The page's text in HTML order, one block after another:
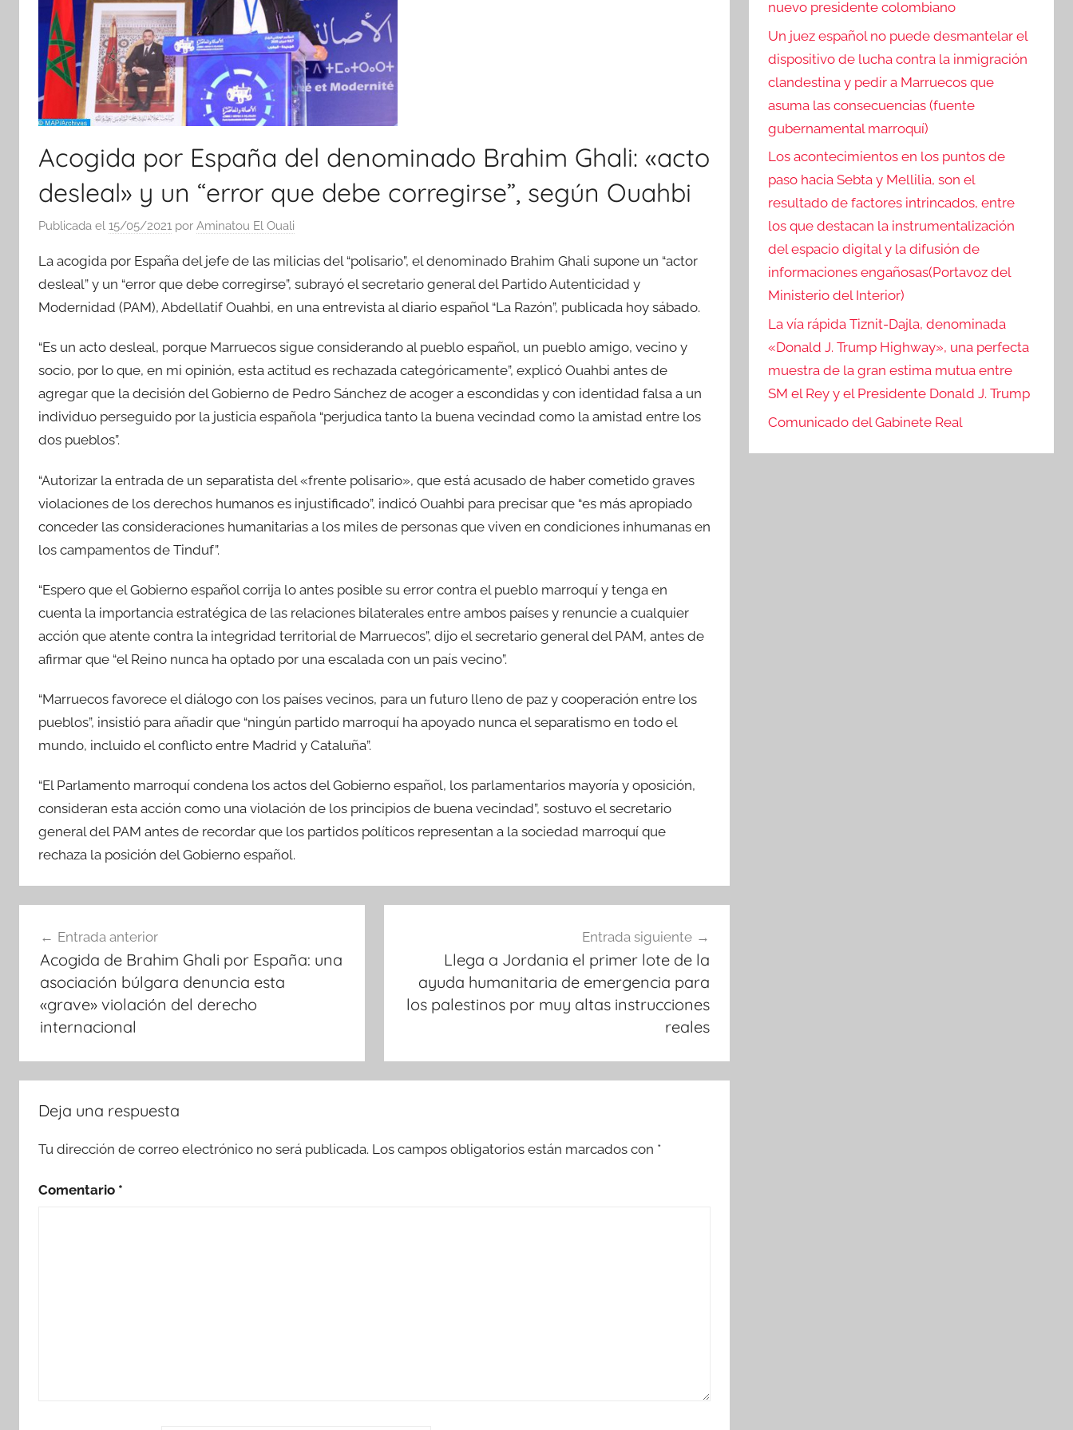
Acogida por España del denominado Brahim Ghali: «acto
desleal» y un “error que debe corregirse”, según Ouahbi
Publicada el 15/05/2021 por Aminatou El Ouali
La acogida por España del jefe de las milicias del “polisario”, el denominado Brahim Ghali supone un “actor
desleal” y un “error que debe corregirse”, subrayó el secretario general del Partido Autenticidad y
Modernidad (PAM), Abdellatif Ouahbi, en una entrevista al diario español “La Razón”, publicada hoy sábado.
“Es un acto desleal, porque Marruecos sigue considerando al pueblo español, un pueblo amigo, vecino y
socio, por lo que, en mi opinión, esta actitud es rechazada categóricamente”, explicó Ouahbi antes de
agregar que la decisión del Gobierno de Pedro Sánchez de acoger a escondidas y con identidad falsa a un
individuo perseguido por la justicia española “perjudica tanto la buena vecindad como la amistad entre los
dos pueblos”.
“Autorizar la entrada de un separatista del «frente polisario», que está acusado de haber cometido graves
violaciones de los derechos humanos es injustificado”, indicó Ouahbi para precisar que “es más apropiado
conceder las consideraciones humanitarias a los miles de personas que viven en condiciones inhumanas en
los campamentos de Tinduf”.
“Espero que el Gobierno español corrija lo antes posible su error contra el pueblo marroquí y tenga en
cuenta la importancia estratégica de las relaciones bilaterales entre ambos países y renuncie a cualquier
acción que atente contra la integridad territorial de Marruecos”, dijo el secretario general del PAM, antes de
afirmar que “el Reino nunca ha optado por una escalada con un país vecino”.
“Marruecos favorece el diálogo con los países vecinos, para un futuro lleno de paz y cooperación entre los
pueblos”, insistió para añadir que “ningún partido marroquí ha apoyado nunca el separatismo en todo el
mundo, incluido el conflicto entre Madrid y Cataluña”.
“El Parlamento marroquí condena los actos del Gobierno español, los parlamentarios mayoría y oposición,
consideran esta acción como una violación de los principios de buena vecindad”, sostuvo el secretario
general del PAM antes de recordar que los partidos políticos representan a la sociedad marroquí que
rechaza la posición del Gobierno español.
de
entradas
Entrada anterior
Acogida de Brahim Ghali por España: una
asociación búlgara denuncia esta
«grave» violación del derecho
internacional
Entrada siguiente
Llega a Jordania el primer lote de la
ayuda humanitaria de emergencia para
los palestinos por muy altas instrucciones
reales
Deja una respuesta
Tu dirección de correo electrónico no será publicada. Los campos obligatorios están marcados con *
Comentario *
nuevo presidente colombiano
Un juez español no puede desmantelar el
dispositivo de lucha contra la inmigración
clandestina y pedir a Marruecos que
asuma las consecuencias (fuente
gubernamental marroquí)
Los acontecimientos en los puntos de
paso hacia Sebta y Mellilia, son el
resultado de factores intrincados, entre
los que destacan la instrumentalización
del espacio digital y la difusión de
informaciones engañosas(Portavoz del
Ministerio del Interior)
La vía rápida Tiznit-Dajla, denominada
«Donald J. Trump Highway», una perfecta
muestra de la gran estima mutua entre
SM el Rey y el Presidente Donald J. Trump
Comunicado del Gabinete Real